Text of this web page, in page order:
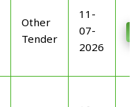
Other
Tender
11-
07-
2026